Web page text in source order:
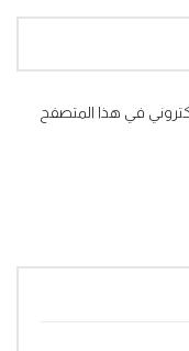
في هذا المتصفح